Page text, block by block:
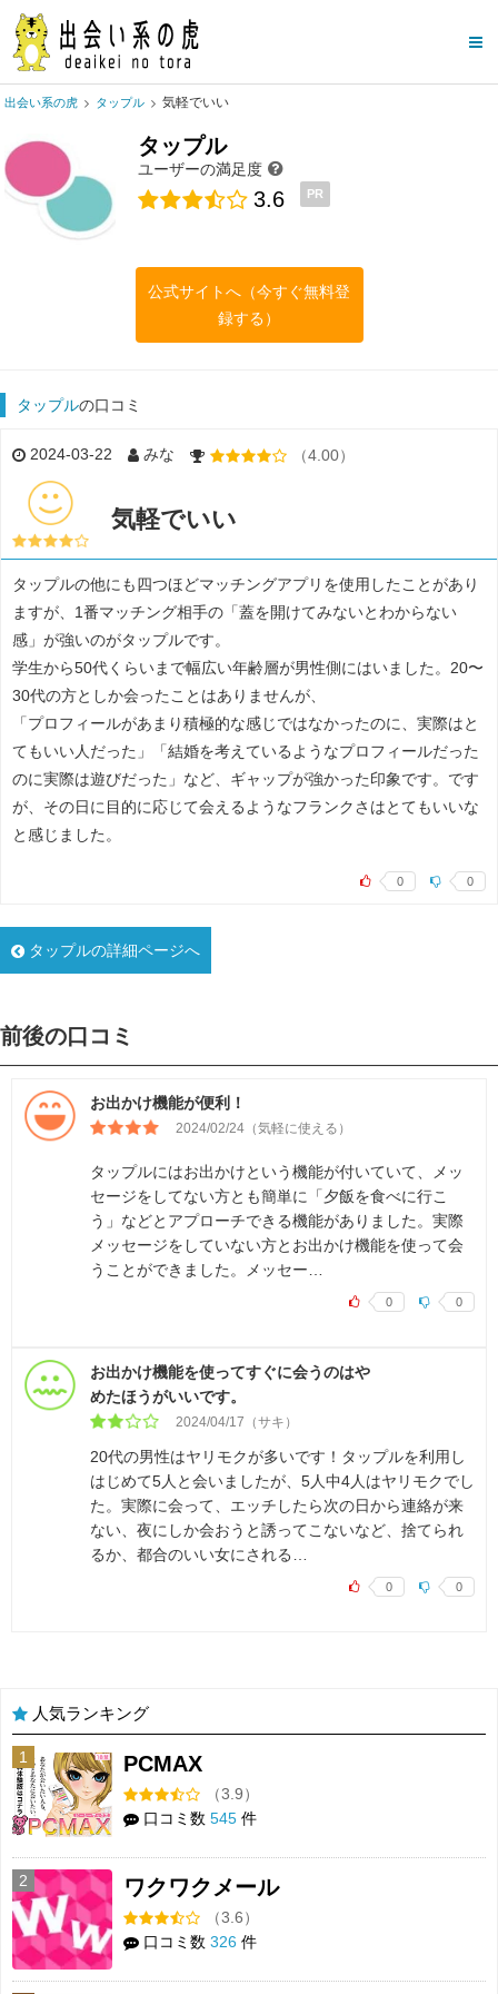
出会い系の虎 タップル 気軽でいい
タップル
ユーザーの満足度
3.6 PR
公式サイトへ（今すぐ無料登
録する）
タップルの口コミ
2024-03-22 みな （4.00）
気軽でいい
タップルの他にも四つほどマッチングアプリを使用したことがあり
ますが、1番マッチング相手の「蓋を開けてみないとわからない
感」が強いのがタップルです。
学生から50代くらいまで幅広い年齢層が男性側にはいました。20〜
30代の方としか会ったことはありませんが、
「プロフィールがあまり積極的な感じではなかったのに、実際はと
てもいい人だった」「結婚を考えているようなプロフィールだった
のに実際は遊びだった」など、ギャップが強かった印象です。です
が、その日に目的に応じて会えるようなフランクさはとてもいいな
と感じました。
0 0
タップルの詳細ページへ
前後の口コミ
お出かけ機能が便利！
2024/02/24（気軽に使える）
タップルにはお出かけという機能が付いていて、メッ
セージをしてない方とも簡単に「夕飯を食べに行こ
う」などとアプローチできる機能がありました。実際
メッセージをしていない方とお出かけ機能を使って会
うことができました。メッセー…
0 0
お出かけ機能を使ってすぐに会うのはや
めたほうがいいです。
2024/04/17（サキ）
20代の男性はヤリモクが多いです！タップルを利用し
はじめて5人と会いましたが、5人中4人はヤリモクでし
た。実際に会って、エッチしたら次の日から連絡が来
ない、夜にしか会おうと誘ってこないなど、捨てられ
るか、都合のいい女にされる…
0 0
人気ランキング
1 PCMAX
（3.9）
口コミ数 545 件
2 ワクワクメール
（3.6）
口コミ数 326 件